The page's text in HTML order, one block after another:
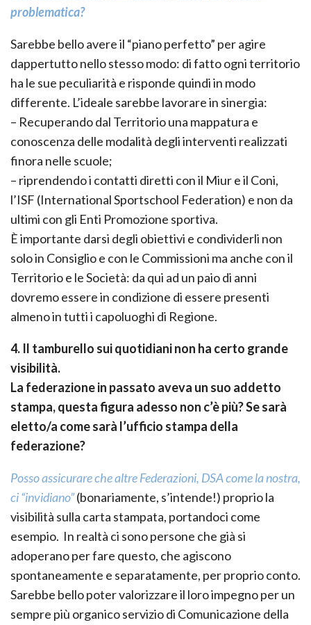
problematica?
Sarebbe bello avere il “piano perfetto” per agire
dappertutto nello stesso modo: di fatto ogni territorio
ha le sue peculiarità e risponde quindi in modo
differente. L’ideale sarebbe lavorare in sinergia:
– Recuperando dal Territorio una mappatura e
conoscenza delle modalità degli interventi realizzati
finora nelle scuole;
– riprendendo i contatti diretti con il Miur e il Coni,
l’ISF (International Sportschool Federation) e non da
ultimi con gli Enti Promozione sportiva.
È importante darsi degli obiettivi e condividerli non
solo in Consiglio e con le Commissioni ma anche con il
Territorio e le Società: da qui ad un paio di anni
dovremo essere in condizione di essere presenti
almeno in tutti i capoluoghi di Regione.
4. Il tamburello sui quotidiani non ha certo grande
visibilità.
La federazione in passato aveva un suo addetto
stampa, questa figura adesso non c’è più? Se sarà
eletto/a come sarà l’ufficio stampa della
federazione?
Posso assicurare che altre Federazioni, DSA come la nostra,
ci “invidiano”(bonariamente, s’intende!) proprio la
visibilità sulla carta stampata, portandoci come
esempio. In realtà ci sono persone che già si
adoperano per fare questo, che agiscono
spontaneamente e separatamente, per proprio conto.
Sarebbe bello poter valorizzare il loro impegno per un
sempre più organico servizio di Comunicazione della